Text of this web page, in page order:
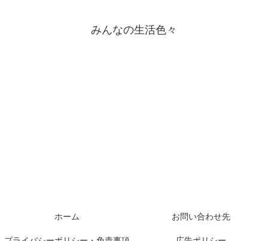
みんなの生活色々
ホーム お問い合わせ先